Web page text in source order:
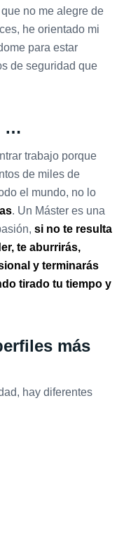
no me alegre de
he orientado mi
para estar
de seguridad que
…
trabajo porque
de miles de
el mundo, no lo
. Un Máster es una
si no te resulta
te aburrirás,
y terminarás
tirado tu tiempo y
más
hay diferentes